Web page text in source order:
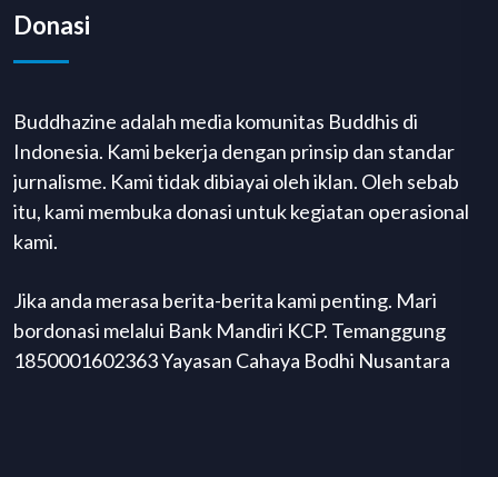
Donasi
Buddhazine adalah media komunitas Buddhis di
Indonesia. Kami bekerja dengan prinsip dan standar
jurnalisme. Kami tidak dibiayai oleh iklan. Oleh sebab
itu, kami membuka donasi untuk kegiatan operasional
kami.
Jika anda merasa berita-berita kami penting. Mari
bordonasi melalui Bank Mandiri KCP. Temanggung
1850001602363 Yayasan Cahaya Bodhi Nusantara